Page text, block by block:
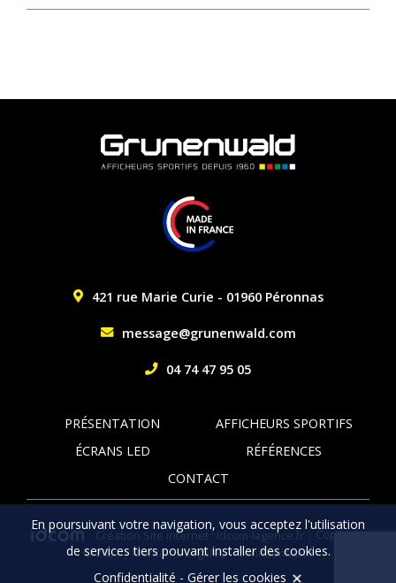
421 rue Marie Curie - 01960 Péronnas
message@grunenwald.com
04 74 47 95 05
PRÉSENTATION
AFFICHEURS SPORTIFS
ÉCRANS LED
RÉFÉRENCES
CONTACT
Création Site internet : idcom-lagence.fr
Copyright
© 2021| Mentions Légales|Confidentialité
En poursuivant votre navigation, vous acceptez l'utilisation
de services tiers pouvant installer des cookies.
Confidentialité -Gérer les cookies